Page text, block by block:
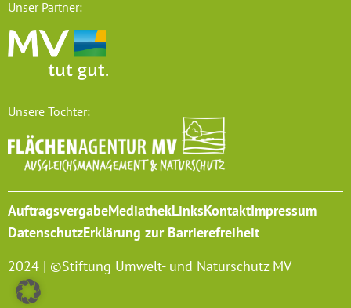
Unser Partner:
Unsere Tochter:
2024 | ©Stiftung Umwelt- und Naturschutz MV
AuftragsvergabeMediathekLinksKontaktImpressum
DatenschutzErklärung zur Barrierefreiheit